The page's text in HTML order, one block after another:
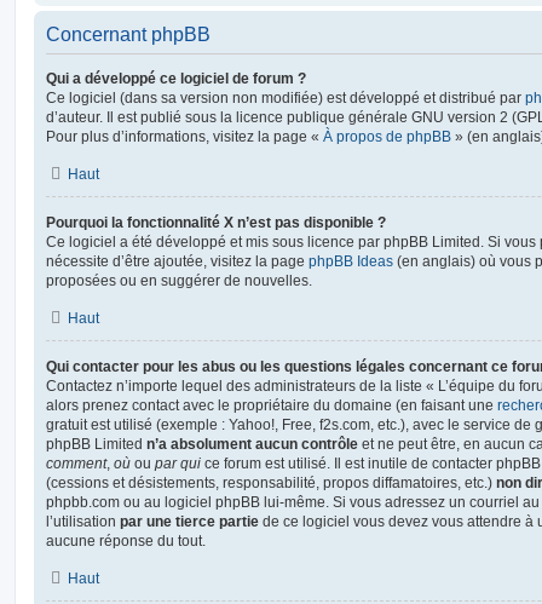
Concernant phpBB
Qui a développé ce logiciel de forum ?
Ce logiciel (dans sa version non modifiée) est développé et distribué par
d’auteur. Il est publié sous la licence publique générale GNU version 2
Pour plus d’informations, visitez la page « À propos de phpBB » (en
Haut
Pourquoi la fonctionnalité X n’est pas disponible ?
Ce logiciel a été développé et mis sous licence par phpBB Limited. Si vous
nécessite d’être ajoutée, visitez la page phpBB Ideas (en anglais) où vous
proposées ou en suggérer de nouvelles.
Haut
Qui contacter pour les abus ou les questions légales concernant ce
Contactez n’importe lequel des administrateurs de la liste « L’équipe du
alors prenez contact avec le propriétaire du domaine (en faisant une
gratuit est utilisé (exemple : Yahoo!, Free, f2s.com, etc.), avec le service de
phpBB Limited n’a absolument aucun contrôle et ne peut être, en aucun
comment, où ou par qui ce forum est utilisé. Il est inutile de contacter
(cessions et désistements, responsabilité, propos diffamatoires, etc.) non
phpbb.com ou au logiciel phpBB lui-même. Si vous adressez un courriel
l’utilisation par une tierce partie de ce logiciel vous devez vous attendre à
aucune réponse du tout.
Haut